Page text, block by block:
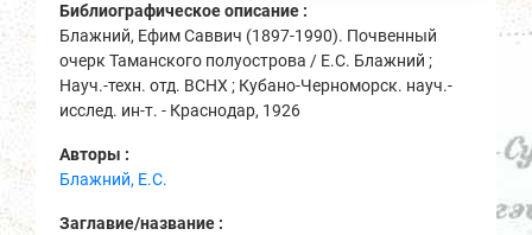
Библиографическое описание :
Блажний, Ефим Саввич (1897-1990). Почвенный
очерк Таманского полуострова / Е.С. Блажний ;
Науч.-техн. отд. ВСНХ ; Кубано-Черноморск. науч.-
исслед. ин-т. - Краснодар, 1926
Авторы :
Блажний, Е.С.
Заглавие/название :